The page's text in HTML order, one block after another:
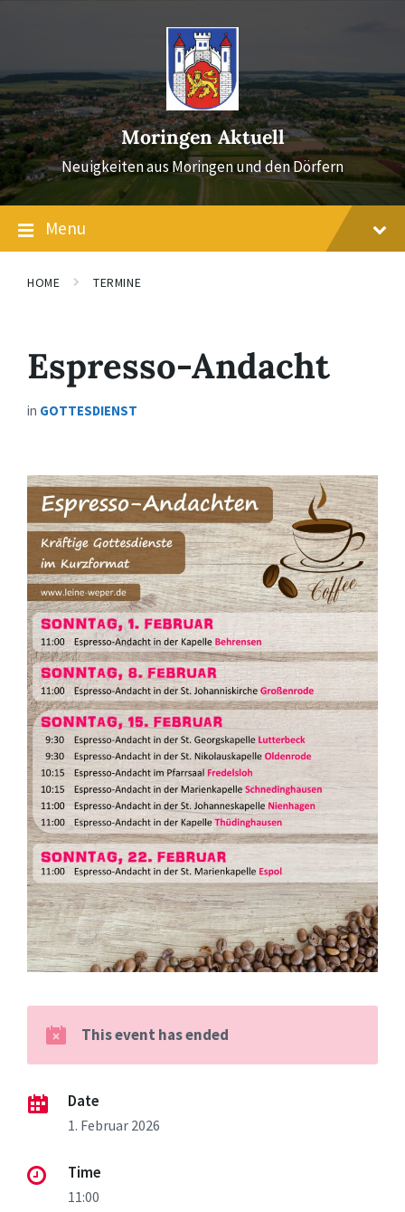
Moringen Aktuell
Neuigkeiten aus Moringen und den Dörfern
Menu
HOME TERMINE
Espresso-Andacht
in GOTTESDIENST
This event has ended
Date
1. Februar 2026
Time
11:00